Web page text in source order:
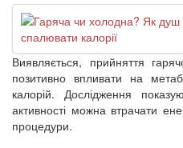
Виявляється, прийняття
позитивно впливати на
калорій. Дослідження
активності можна втрачати
процедури.